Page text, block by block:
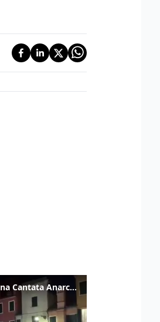
Venezia omaggia Guccini con una Cantata Anarchica in campo Santa Margherita